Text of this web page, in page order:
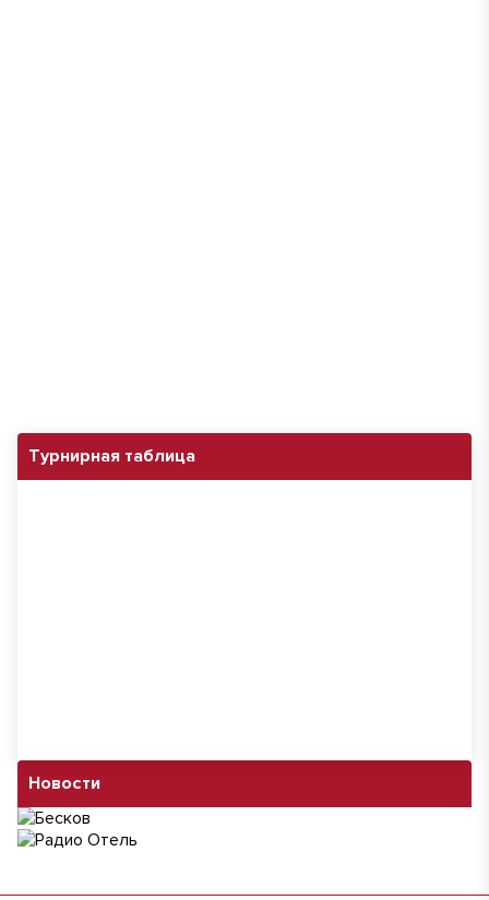
Турнирная таблица
Новости